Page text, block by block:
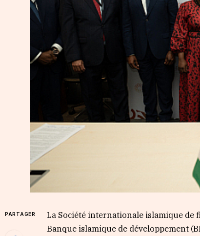
PARTAGER
La Société internationale islamique de
Banque islamique de développement